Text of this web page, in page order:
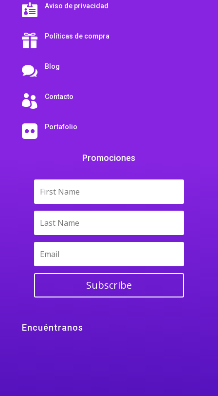
 Aviso de privacidad
 Políticas de compra
 Blog
 Contacto
 Portafolio
Promociones
Subscribe
Encuéntranos